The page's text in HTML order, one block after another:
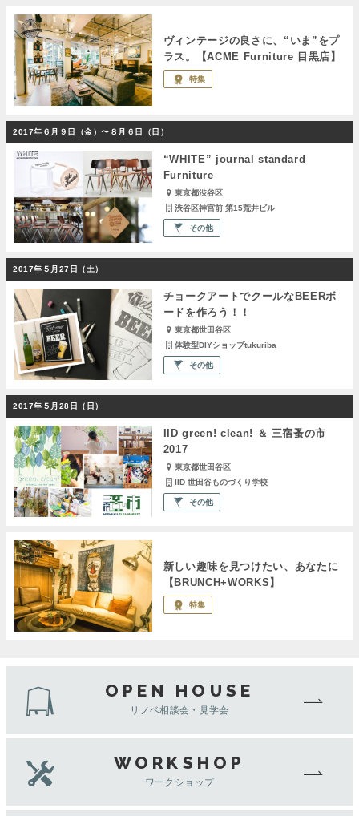
ヴィンテージの良さに、“いま”をプ
ラス。【ACME Furniture 目黒店】
特集
2017年６月９日（金）〜８月６日（日）
“WHITE” journal standard
Furniture
東京都渋谷区
渋谷区神宮前 第15荒井ビル
その他
2017年５月27日（土）
チョークアートでクールなBEERボ
ードを作ろう！！
東京都世田谷区
体験型DIYショップtukuriba
その他
2017年５月28日（日）
IID green! clean! ＆ 三宿蚤の市
2017
東京都世田谷区
IID 世田谷ものづくり学校
その他
新しい趣味を見つけたい、あなたに
【BRUNCH+WORKS】
特集
OPEN HOUSE
リノベ相談会・見学会
WORKSHOP
ワークショップ